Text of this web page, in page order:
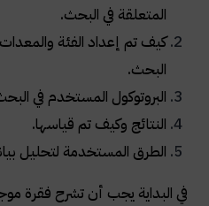
المتعلقة في البحث.
كيف تم إعداد الفئة والمعدات
البحث.
البروتوكول المستخدم في
النتائج وكيف تم قياسها.
الطرق المستخدمة لتحليل
في البداية يجب أن تشرح فقرة